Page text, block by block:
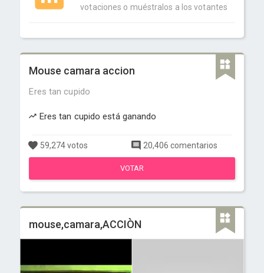
votaciones o muéstralos a los votantes
Mouse camara accion
Eres tan cupido
Eres tan cupido está ganando
59,274 votos 20,406 comentarios
VOTAR
mouse,camara,ACCIÒN